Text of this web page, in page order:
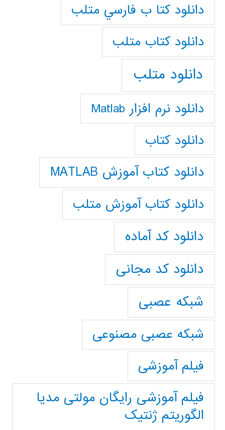
دانلود كتا ب فارسي متلب
دانلود كتاب متلب
دانلود متلب
دانلود نرم افزار Matlab
دانلود کتاب
دانلود کتاب آموزش MATLAB
دانلود کتاب آموزش متلب
دانلود کد آماده
دانلود کد مجانی
شبکه عصبی
شبکه عصبی مصنوعی
فیلم آموزشی
فیلم آموزشی رایگان مولتی مدیا
الگوریتم ژنتیک